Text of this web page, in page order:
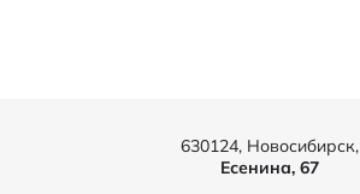
630124, Новосибирск,
Есенина, 67